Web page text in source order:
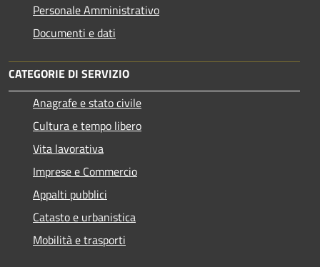
Personale Amministrativo
Documenti e dati
CATEGORIE DI SERVIZIO
Anagrafe e stato civile
Cultura e tempo libero
Vita lavorativa
Imprese e Commercio
Appalti pubblici
Catasto e urbanistica
Mobilità e trasporti